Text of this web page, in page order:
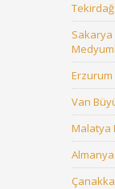
Sakarya
Van
Malatya